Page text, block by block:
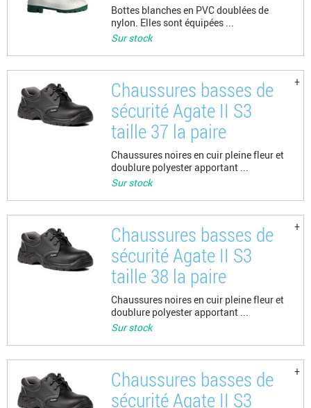
Bottes blanches en PVC doublées de
nylon. Elles sont équipées ...
Sur stock
Chaussures basses de
sécurité Agate II S3
taille 37 la paire
Chaussures noires en cuir pleine fleur et
doublure polyester apportant ...
Sur stock
Chaussures basses de
sécurité Agate II S3
taille 38 la paire
Chaussures noires en cuir pleine fleur et
doublure polyester apportant ...
Sur stock
Chaussures basses de
sécurité Agate II S3